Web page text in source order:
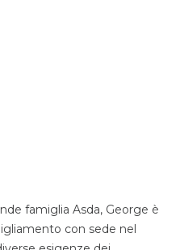
famiglia Asda, George è
con sede nel